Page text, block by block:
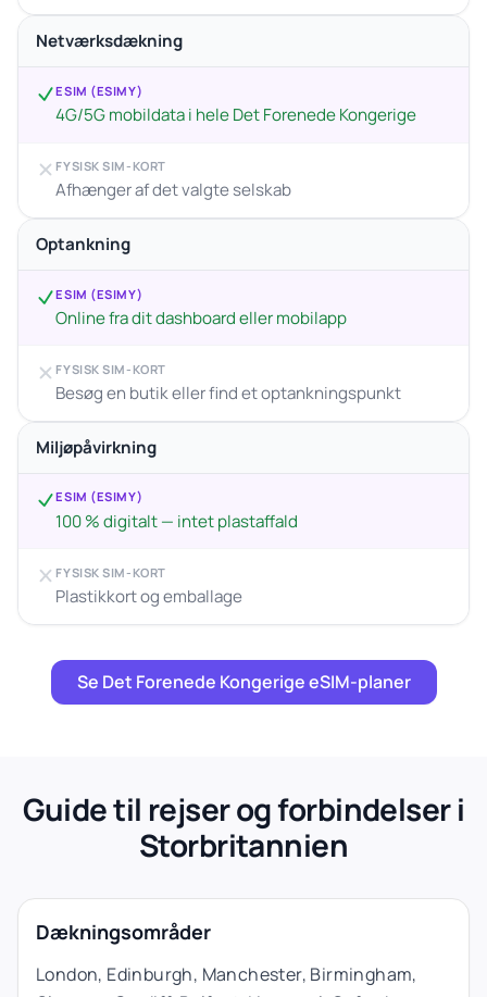
Netværksdækning
ESIM (ESIMY)
4G/5G mobildata i hele Det Forenede Kongerige
FYSISK SIM-KORT
Afhænger af det valgte selskab
Optankning
ESIM (ESIMY)
Online fra dit dashboard eller mobilapp
FYSISK SIM-KORT
Besøg en butik eller find et optankningspunkt
Miljøpåvirkning
ESIM (ESIMY)
100 % digitalt — intet plastaffald
FYSISK SIM-KORT
Plastikkort og emballage
Se Det Forenede Kongerige eSIM-planer
Guide til rejser og forbindelser i
Storbritannien
Dækningsområder
London, Edinburgh, Manchester, Birmingham,